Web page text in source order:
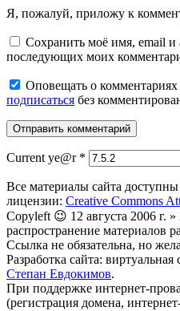
Я, пожалуй, приложу к
Сохранить моё имя, email и
последующих моих
Оповещать о
подписаться без
Current ye@r *
Все материалы сайта
лицензии: Creative Commons
Copyleft 😉 12 августа 2006 г.
распространение материалов
Ссылка не обязательна, но
Разработка сайта:
Степан Евдокимов.
При поддержке интернет-
(регистрация домена,